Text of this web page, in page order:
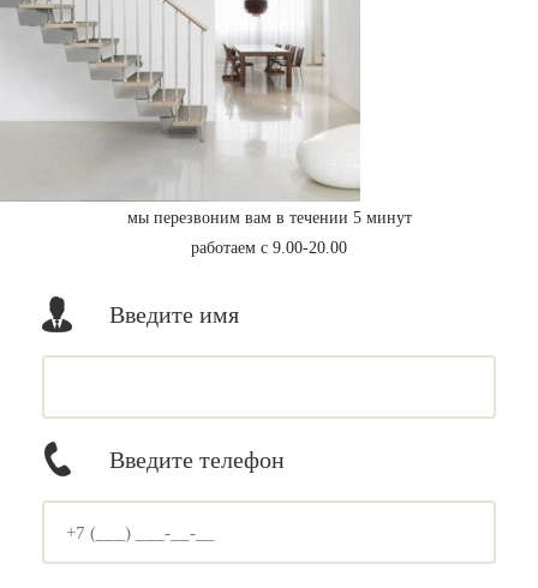
мы перезвоним вам в течении 5 минут
работаем с 9.00-20.00
Введите имя
Введите телефон